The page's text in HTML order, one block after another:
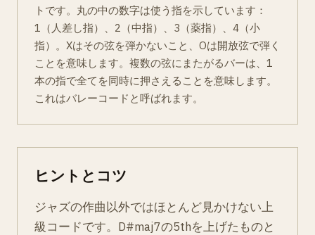
トです。丸の中の数字は使う指を示しています：
1（人差し指）、2（中指）、3（薬指）、4（小
指）。Xはその弦を弾かないこと、Oは開放弦で弾く
ことを意味します。複数の弦にまたがるバーは、1
本の指で全てを同時に押さえることを意味します。
これはバレーコードと呼ばれます。
ヒントとコツ
ジャズの作曲以外ではほとんど見かけない上
級コードです。D#maj7の5thを上げたものと